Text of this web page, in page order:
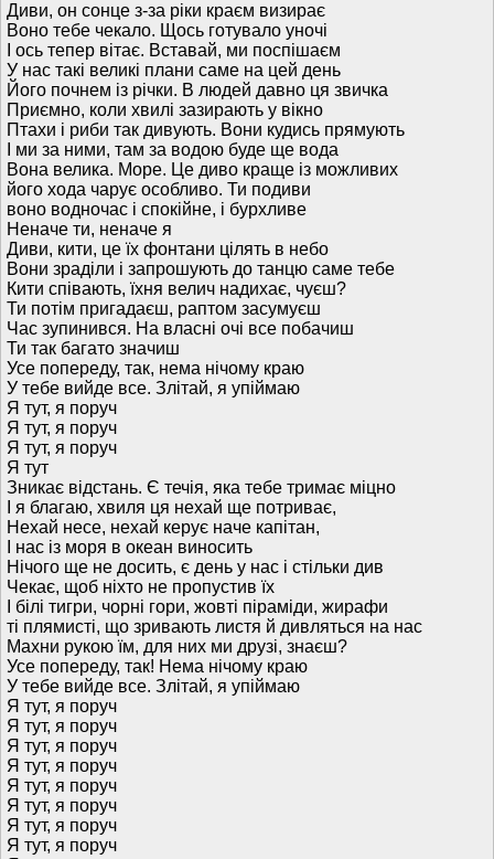
Диви, он сонце з-за ріки краєм визирає
Воно тебе чекало. Щось готувало уночі
І ось тепер вітає. Вставай, ми поспішаєм
У нас такі великі плани саме на цей день
Його почнем із річки. В людей давно ця звичка
Приємно, коли хвилі зазирають у вікно
Птахи і риби так дивують. Вони кудись прямують
І ми за ними, там за водою буде ще вода
Вона велика. Море. Це диво краще із можливих
його хода чарує особливо. Ти подиви
воно водночас і спокійне, і бурхливе
Неначе ти, неначе я
Диви, кити, це їх фонтани цілять в небо
Вони зраділи і запрошують до танцю саме тебе
Кити співають, їхня велич надихає, чуєш?
Ти потім пригадаєш, раптом засумуєш
Час зупинився. На власні очі все побачиш
Ти так багато значиш
Усе попереду, так, нема нічому краю
У тебе вийде все. Злітай, я упіймаю
Я тут, я поруч
Я тут, я поруч
Я тут, я поруч
Я тут
Зникає відстань. Є течія, яка тебе тримає міцно
І я благаю, хвиля ця нехай ще потриває,
Нехай несе, нехай керує наче капітан,
І нас із моря в океан виносить
Нічого ще не досить, є день у нас і стільки див
Чекає, щоб ніхто не пропустив їх
І білі тигри, чорні гори, жовті піраміди, жирафи
ті плямисті, що зривають листя й дивляться на нас
Махни рукою їм, для них ми друзі, знаєш?
Усе попереду, так! Нема нічому краю
У тебе вийде все. Злітай, я упіймаю
Я тут, я поруч
Я тут, я поруч
Я тут, я поруч
Я тут, я поруч
Я тут, я поруч
Я тут, я поруч
Я тут, я поруч
Я тут, я поруч